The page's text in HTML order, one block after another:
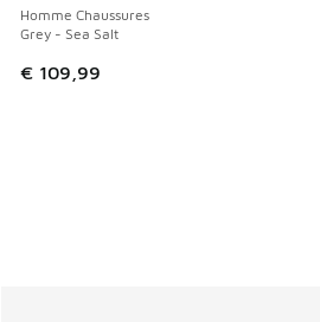
Homme Chaussures
Grey - Sea Salt
€ 109,99